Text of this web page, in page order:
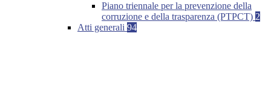
Piano triennale per la prevenzione della
corruzione e della trasparenza (PTPCT) 2
Atti generali 94